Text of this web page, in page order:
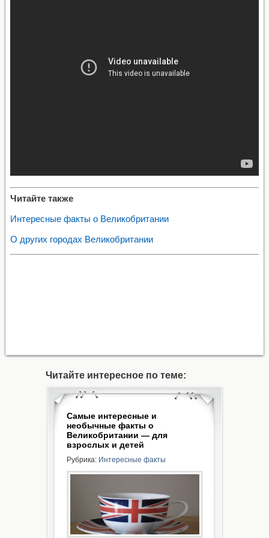
Читайте также
Интересные факты о Великобритании
О других городах Великобритании
Читайте интересное по теме:
Самые интересные и
необычные факты о
Великобритании — для
взрослых и детей
Рубрика: Интересные факты